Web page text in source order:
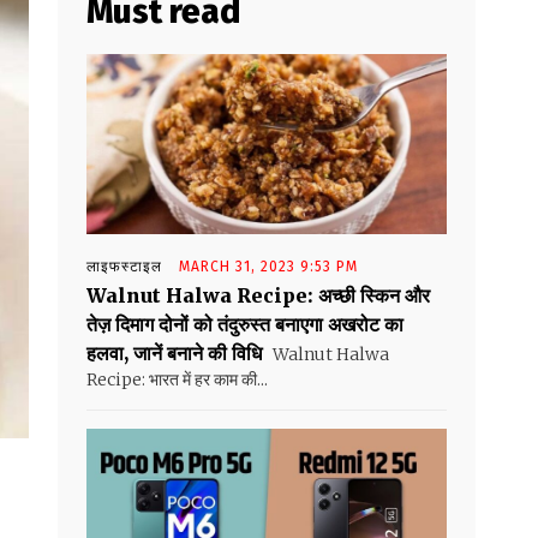
Must read
लाइफस्टाइल MARCH 31, 2023 9:53 PM
Walnut Halwa Recipe: अच्छी स्किन और
तेज़ दिमाग दोनों को तंदुरुस्त बनाएगा अखरोट का
हलवा, जानें बनाने की विधि Walnut Halwa
Recipe: भारत में हर काम की...